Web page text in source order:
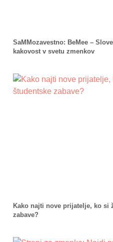
SaMMozavestno: BeMee –
kakovost v svetu zmenkov
Kako najti nove prijatelje, ko si
zabave?